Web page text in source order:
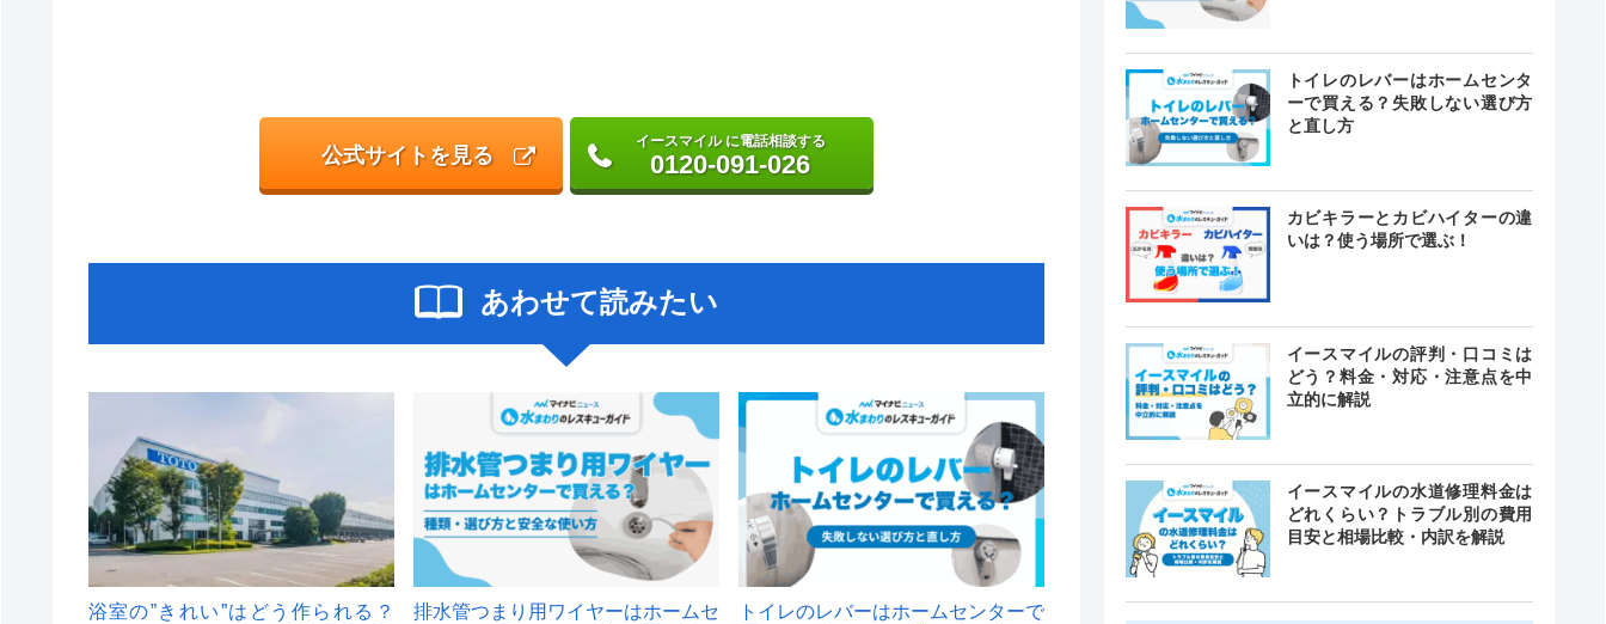
公式サイトを見る
イースマイル に電話相談する
0120-091-026
あわせて読みたい
浴室の”きれい”はどう作られる？
排水管つまり用ワイヤーはホームセ
トイレのレバーはホームセンターで
トイレのレバーはホームセンタ
ーで買える？失敗しない選び方
と直し方
カビキラーとカビハイターの違
いは？使う場所で選ぶ！
イースマイルの評判・口コミは
どう？料金・対応・注意点を中
立的に解説
イースマイルの水道修理料金は
どれくらい？トラブル別の費用
目安と相場比較・内訳を解説